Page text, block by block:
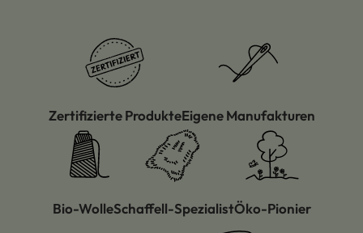
Zertifizierte ProdukteEigene Manufakturen
Bio-WolleSchaffell-SpezialistÖko-Pionier